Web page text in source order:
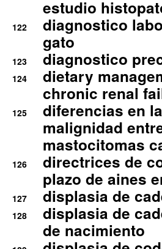
estudio
122
diagnostico
gato
123 diagnostico
124
dietary
chronic renal
125
diferencias en
malignidad
mastocitomas
126
directrices de
plazo de aines
127 displasia de
128
displasia de
de nacimiento